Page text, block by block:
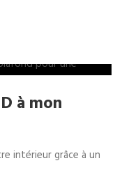
à mon
intérieur grâce à un